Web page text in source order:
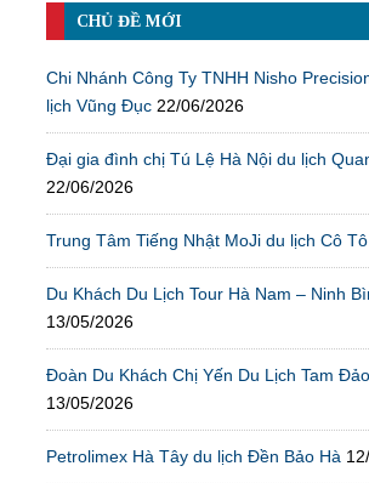
CHỦ ĐỀ MỚI
Chi Nhánh Công Ty TNHH Nisho
lịch Vũng Đục 22/06/2026
Đại gia đình chị Tú Lệ Hà Nội du lịch
22/06/2026
Trung Tâm Tiếng Nhật MoJi du lịch Cô Tô
Du Khách Du Lịch Tour Hà Nam – Ninh
13/05/2026
Đoàn Du Khách Chị Yến Du Lịch Tam
13/05/2026
Petrolimex Hà Tây du lịch Đền Bảo Hà